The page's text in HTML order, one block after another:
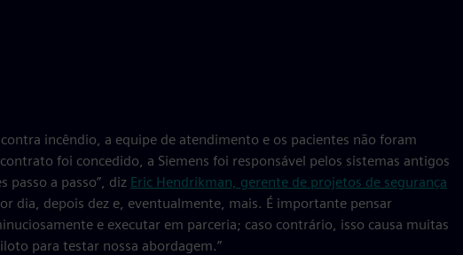
incêndio, a equipe de atendimento e os pacientes não foram
foi concedido, a Siemens foi responsável pelos sistemas antigos
passo a passo”, diz Eric Hendrikman, gerente de projetos de segurança
dia, depois dez e, eventualmente, mais. É importante pensar
e executar em parceria; caso contrário, isso causa muitas
para testar nossa abordagem.”